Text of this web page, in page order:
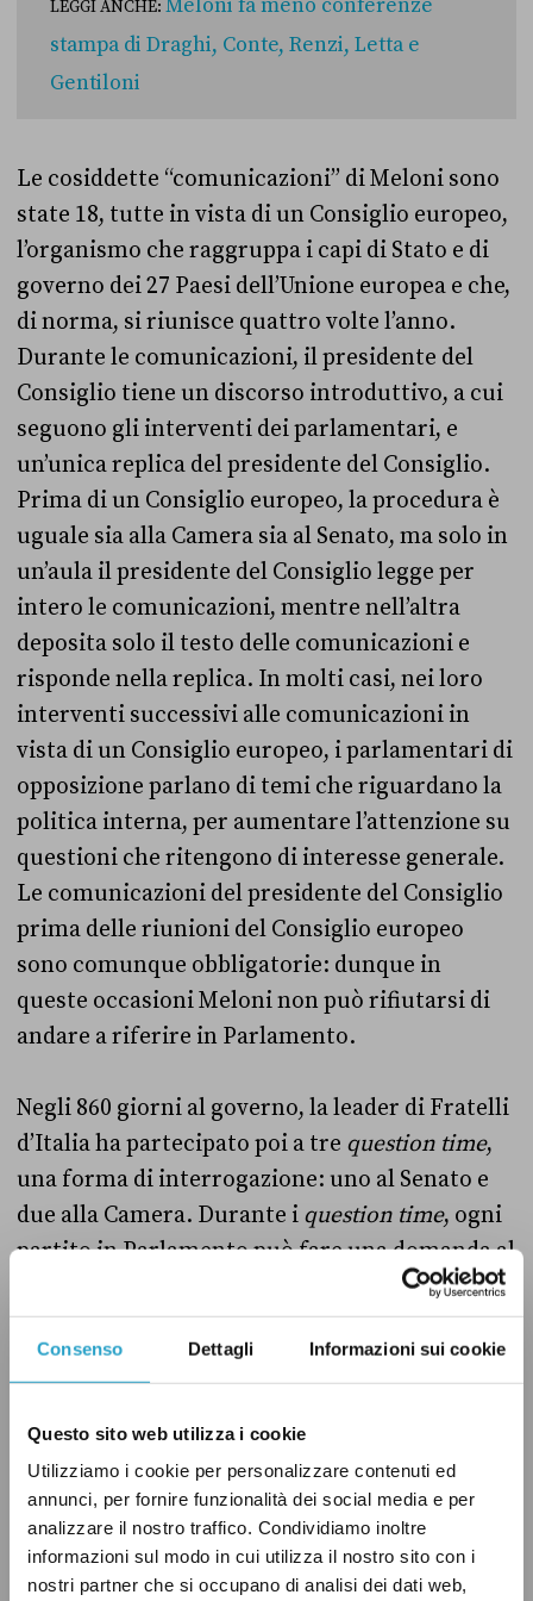
Consenso Dettagli Informazioni sui cookie
Questo sito web utilizza i cookie
Utilizziamo i cookie per personalizzare contenuti ed
annunci, per fornire funzionalità dei social media e per
analizzare il nostro traffico. Condividiamo inoltre
informazioni sul modo in cui utilizza il nostro sito con i
nostri partner che si occupano di analisi dei dati web,
LEGGI ANCHE: Meloni fa meno conferenze
stampa di Draghi, Conte, Renzi, Letta e
Gentiloni
Le cosiddette “comunicazioni” di Meloni sono
state 18, tutte in vista di un Consiglio europeo,
l’organismo che raggruppa i capi di Stato e di
governo dei 27 Paesi dell’Unione europea e che,
di norma, si riunisce quattro volte l’anno.
Durante le comunicazioni, il presidente del
Consiglio tiene un discorso introduttivo, a cui
seguono gli interventi dei parlamentari, e
un’unica replica del presidente del Consiglio.
Prima di un Consiglio europeo, la procedura è
uguale sia alla Camera sia al Senato, ma solo in
un’aula il presidente del Consiglio legge per
intero le comunicazioni, mentre nell’altra
deposita solo il testo delle comunicazioni e
risponde nella replica. In molti casi, nei loro
interventi successivi alle comunicazioni in
vista di un Consiglio europeo, i parlamentari di
opposizione parlano di temi che riguardano la
politica interna, per aumentare l’attenzione su
questioni che ritengono di interesse generale.
Le comunicazioni del presidente del Consiglio
prima delle riunioni del Consiglio europeo
sono comunque obbligatorie: dunque in
queste occasioni Meloni non può rifiutarsi di
andare a riferire in Parlamento.
Negli 860 giorni al governo, la leader di Fratelli
d’Italia ha partecipato poi a tre question time,
una forma di interrogazione: uno al Senato e
due alla Camera. Durante i question time, ogni
partito in Parlamento può fare una domanda al
presidente del Consiglio, e replicare alla sua
risposta. Per esempio, durante l’ultimo
question time
tenutosi il 24 gennaio 2024 alla
Camera, la segretaria del Partito Democratico
Elly Schleinha chiestoa Meloni se il governo
intendeva abolire i tetti di spesa in vigore per il
Sistema sanitario nazionale.
Mario Draghi è intervenuto nelle aule di